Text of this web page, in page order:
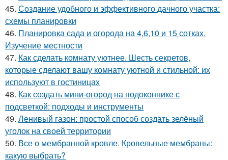
45. Создание удобного и эффективного дачного участка:
схемы планировки
46. Планировка сада и огорода на 4,6,10 и 15 сотках.
Изучение местности
47. Как сделать комнату уютнее. Шесть секретов,
которые сделают вашу комнату уютной и стильной: их
используют в гостиницах
48. Как создать мини-огород на подоконнике с
подсветкой: подходы и инструменты
49. Ленивый газон: простой способ создать зелёный
уголок на своей территории
50. Все о мембранной кровле. Кровельные мембраны:
какую выбрать?